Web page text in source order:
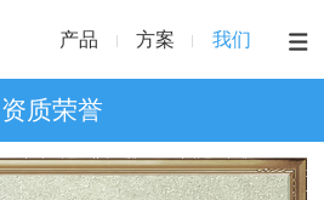
产品 方案 我们
资质荣誉